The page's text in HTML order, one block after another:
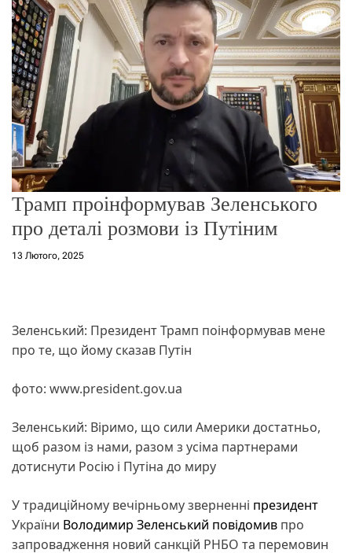
о
р
е
ж
и
м
у
Трамп проінформував Зеленського
про деталі розмови із Путіним
13 Лютого, 2025
Зеленський: Президент Трамп поінформував мене
про те, що йому сказав Путін
фото: www.president.gov.ua
Зеленський: Віримо, що сили Америки достатньо,
щоб разом із нами, разом з усіма партнерами
дотиснути Росію і Путіна до миру
У традиційному вечірньому зверненні президент
України Володимир Зеленський повідомив про
запровадження новий санкцій РНБО та перемовин